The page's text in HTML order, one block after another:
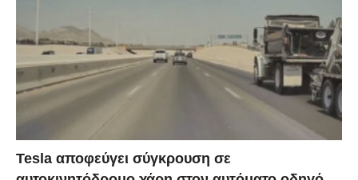
Tesla αποφεύγει σύγκρουση σε